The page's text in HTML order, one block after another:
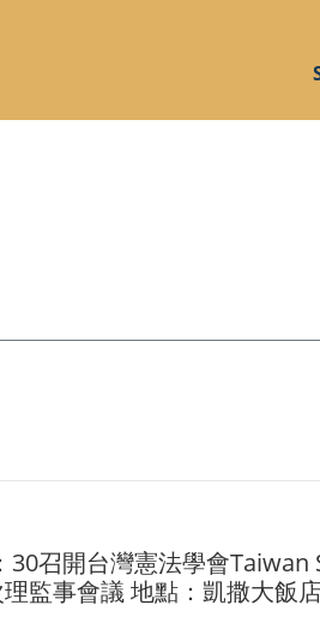
召開台灣憲法學會Taiwan
監事會議 地點：凱撒大飯